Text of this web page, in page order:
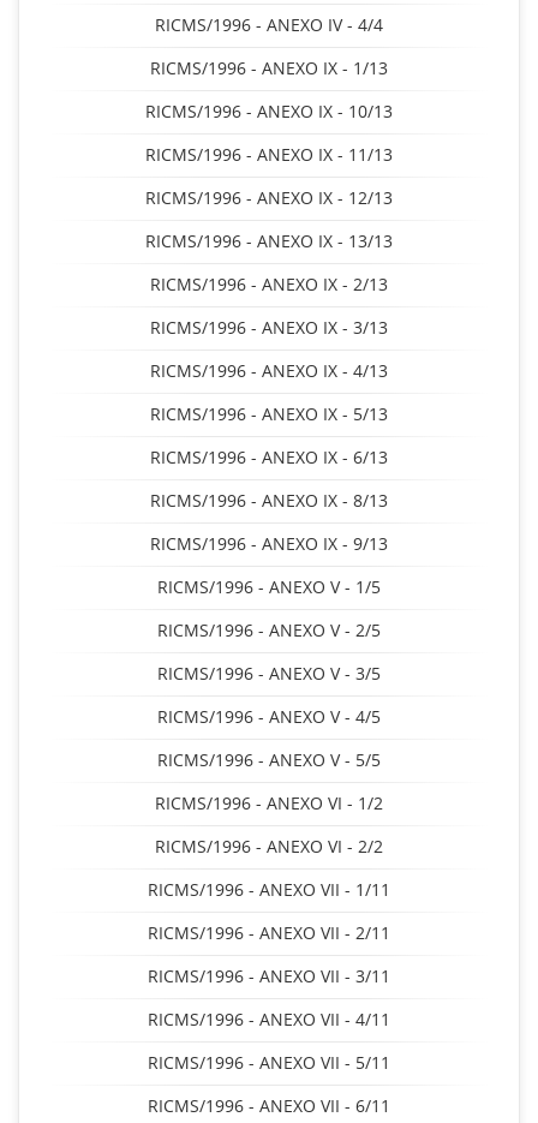
RICMS/1996 - ANEXO IV - 4/4
RICMS/1996 - ANEXO IX - 1/13
RICMS/1996 - ANEXO IX - 10/13
RICMS/1996 - ANEXO IX - 11/13
RICMS/1996 - ANEXO IX - 12/13
RICMS/1996 - ANEXO IX - 13/13
RICMS/1996 - ANEXO IX - 2/13
RICMS/1996 - ANEXO IX - 3/13
RICMS/1996 - ANEXO IX - 4/13
RICMS/1996 - ANEXO IX - 5/13
RICMS/1996 - ANEXO IX - 6/13
RICMS/1996 - ANEXO IX - 8/13
RICMS/1996 - ANEXO IX - 9/13
RICMS/1996 - ANEXO V - 1/5
RICMS/1996 - ANEXO V - 2/5
RICMS/1996 - ANEXO V - 3/5
RICMS/1996 - ANEXO V - 4/5
RICMS/1996 - ANEXO V - 5/5
RICMS/1996 - ANEXO VI - 1/2
RICMS/1996 - ANEXO VI - 2/2
RICMS/1996 - ANEXO VII - 1/11
RICMS/1996 - ANEXO VII - 2/11
RICMS/1996 - ANEXO VII - 3/11
RICMS/1996 - ANEXO VII - 4/11
RICMS/1996 - ANEXO VII - 5/11
RICMS/1996 - ANEXO VII - 6/11